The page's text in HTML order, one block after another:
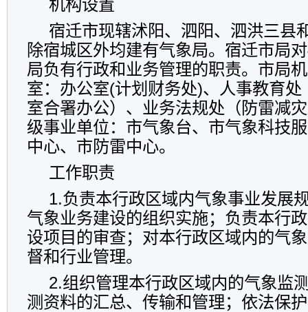
机构设置
宿迁市现辖沭阳、泗阳、泗洪三县
除宿城区外均建有气象局。宿迁市局
局负有行政和业务管理的职责。市局
室：办公室(计划财务处)、人事教育
室合署办公）、业务法规处（防雷减
级事业单位：市气象台、市气象科技
中心、市防雷中心。
工作职责
1.负责本行政区域内气象事业发展
气象业务建设的组织实施；负责本行
设项目的审查；对本行政区域内的气
督和行业管理。
2.组织管理本行政区域内的气象监
测资料的汇总、传输和管理；依法保